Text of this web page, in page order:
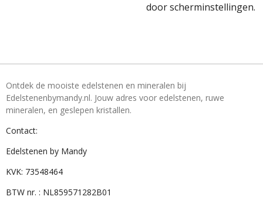
door scherminstellingen.
Ontdek de mooiste edelstenen en mineralen bij
Edelstenenbymandy.nl. Jouw adres voor edelstenen, ruwe
mineralen, en geslepen kristallen.
Contact:
Edelstenen by Mandy
KVK: 73548464
BTW nr. : NL859571282B01